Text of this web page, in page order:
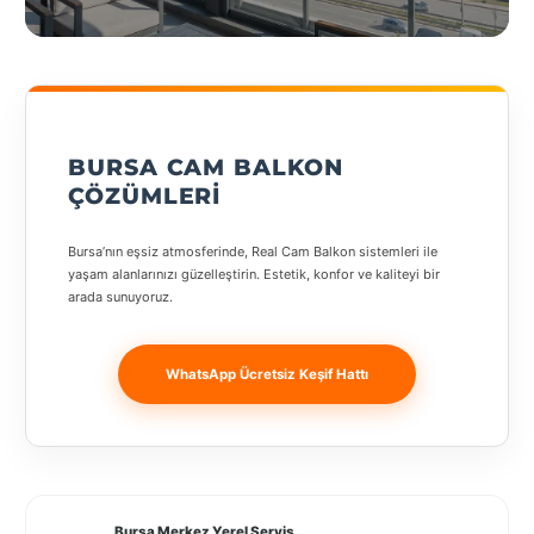
geçiş
BURSA CAM BALKON
ÇÖZÜMLERI
Bursa’nın eşsiz atmosferinde, Real Cam Balkon sistemleri ile
yaşam alanlarınızı güzelleştirin. Estetik, konfor ve kaliteyi bir
arada sunuyoruz.
WhatsApp Ücretsiz Keşif Hattı
States
Tüm
Şehirler
Adana
Adıyaman
Afyonkarahisar
Antalya
Aydın